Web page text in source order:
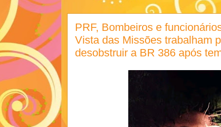
PRF, Bombeiros e
Vista das Missões trabalham
desobstruir a BR 386 após